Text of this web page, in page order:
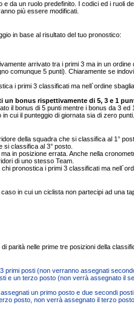
da un ruolo predefinito. I codici ed i ruoli
più essere modificati.
in base al risultato del tuo pronostico:
arrivato tra i primi 3 ma in un
comunque 5 punti). Chiaramente se
i primi 3 classificati ma nell`ordine
un bonus rispettivamente di 5, 3 e 1
il bonus di 5 punti mentre i bonus da 3 ed
cui il punteggio di giornata sia di zero punti.
della squadra che si classifica al 1°
classifica al 3° posto.
in posizione errata. Anche nella
di uno stesso Team.
pronostica i primi 3 classificati ma
in cui un ciclista non partecipi ad una
parità nelle prime tre posizioni della
primi posti (non verranno assegnati
e un terzo posto (non verrà assegnato il
un primo posto e due secondi
posto, non verrà assegnato il terzo posto.